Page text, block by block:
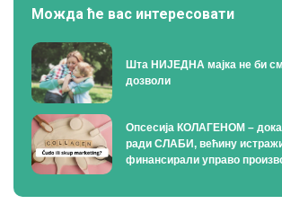
Можда ће вас интересовати
Шта НИЈЕДНА мајка не би
дозволи
Опсесија КОЛАГЕНОМ –
ради СЛАБИ, већину
финансирали управо